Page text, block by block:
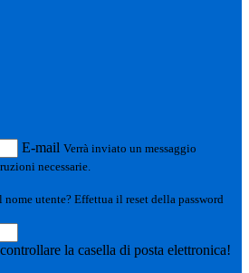
E-mail Verrà inviato un messaggio
necessarie.
utente? Effettua il reset della password
la casella di posta elettronica!